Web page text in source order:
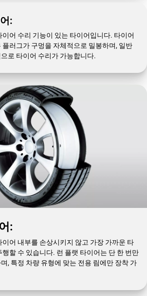
:
어 수리 기능이 있는 타이어입니다. 타이어
플러그가 구멍을 자체적으로 밀봉하며, 일반
로 타이어 수리가 가능합니다.
:
어 내부를 손상시키지 않고 가장 가까운 타
할 수 있습니다. 런 플랫 타이어는 단 한 번만
, 특정 차량 유형에 맞는 전용 림에만 장착 가